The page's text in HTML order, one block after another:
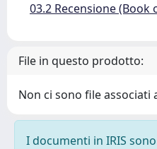
03.2 Recensione
File in questo prodotto:
Non ci sono file
I documenti in IRIS